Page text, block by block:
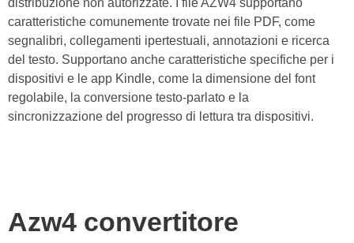
distribuzione non autorizzate. I file AZW4 supportano
caratteristiche comunemente trovate nei file PDF, come
segnalibri, collegamenti ipertestuali, annotazioni e ricerca
del testo. Supportano anche caratteristiche specifiche per i
dispositivi e le app Kindle, come la dimensione del font
regolabile, la conversione testo-parlato e la
sincronizzazione del progresso di lettura tra dispositivi.
Azw4 convertitore